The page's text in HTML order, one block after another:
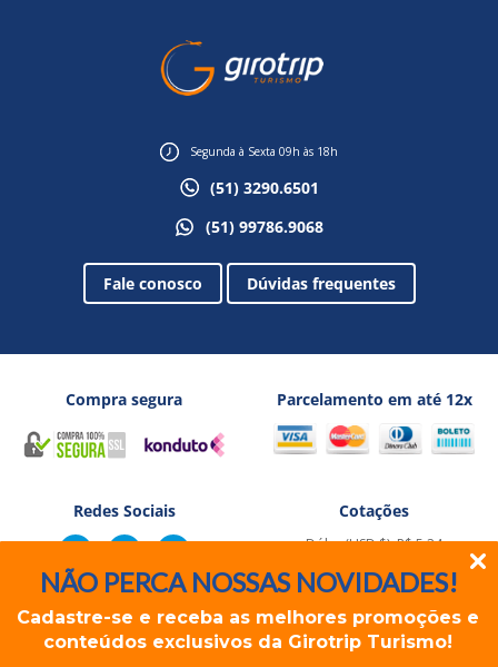
NÃO PERCA NOSSAS NOVIDADES!
Cadastre-se e receba as melhores promoções e
conteúdos exclusivos da Girotrip Turismo!
Segunda à Sexta 09h às 18h
(51) 3290.6501
(51) 99786.9068
Fale conosco Dúvidas frequentes
Compra segura Parcelamento em até 12x
Redes Sociais Cotações
Dólar (USD $): R$ 5,24